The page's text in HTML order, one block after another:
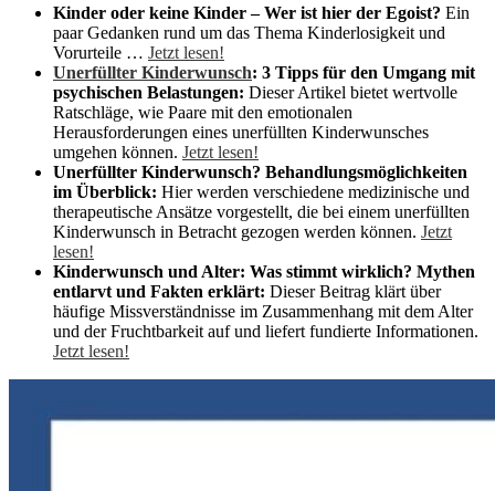
Kinder oder keine Kinder – Wer ist hier der Egoist? Ein
paar Gedanken rund um das Thema Kinderlosigkeit und
Vorurteile … Jetzt lesen!
Unerfüllter Kinderwunsch: 3 Tipps für den Umgang mit
psychischen Belastungen: Dieser Artikel bietet wertvolle
Ratschläge, wie Paare mit den emotionalen
Herausforderungen eines unerfüllten Kinderwunsches
umgehen können. Jetzt lesen!
Unerfüllter Kinderwunsch? Behandlungsmöglichkeiten
im Überblick: Hier werden verschiedene medizinische und
therapeutische Ansätze vorgestellt, die bei einem unerfüllten
Kinderwunsch in Betracht gezogen werden können. Jetzt
lesen!
Kinderwunsch und Alter: Was stimmt wirklich? Mythen
entlarvt und Fakten erklärt: Dieser Beitrag klärt über
häufige Missverständnisse im Zusammenhang mit dem Alter
und der Fruchtbarkeit auf und liefert fundierte Informationen.
Jetzt lesen!